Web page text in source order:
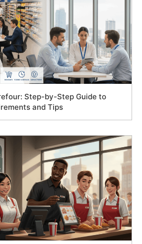
Step-by-Step Guide to
and Tips